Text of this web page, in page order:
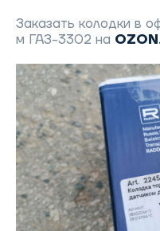
Заказать колодки в
м ГАЗ-3302 на